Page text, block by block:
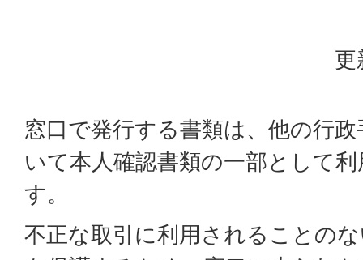
更
窓口で発行する書類は、他の行
いて本人確認書類の一部として
す。
不正な取引に利用されることの